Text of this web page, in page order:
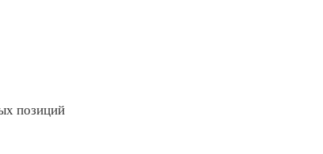
позиций